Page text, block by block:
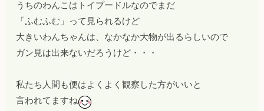
うちのわんこはトイプードルなのでまだ
「ふむふむ」って見られるけど
大きいわんちゃんは、なかなか大物が出るらしいので
ガン見は出来ないだろうけど・・・
私たち人間も便はよくよく観察した方がいいと
言われてますね